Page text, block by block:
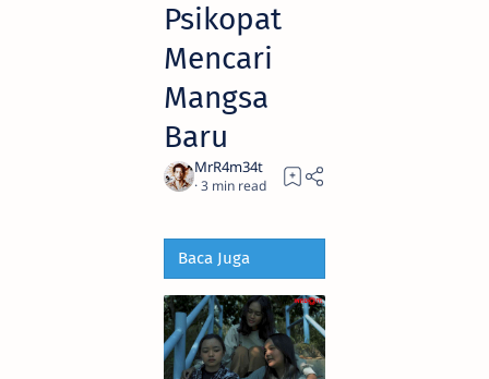
Psikopat
Mencari
Mangsa
Baru
3
Baca Juga